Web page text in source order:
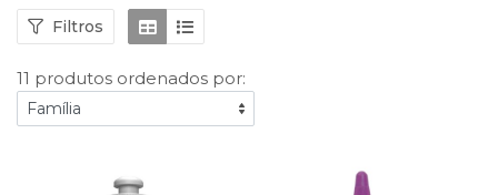
Filtros
11 produtos ordenados por: